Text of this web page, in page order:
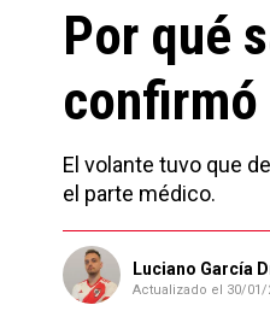
Noticias
Tabla de posiciones
Reserva
Por qué
El volante tuvo que
el parte médico.
Luciano García
Actualizado el 30/01/